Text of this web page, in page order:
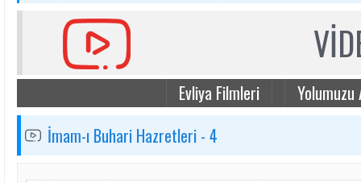
Evliya Filmleri
Yolumuzu
İmam-ı Buhari Hazretleri - 4